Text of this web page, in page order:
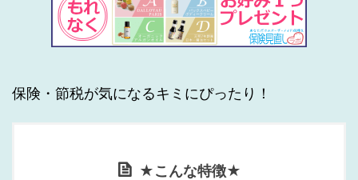
保険・節税が気になるキミにぴったり！
★こんな特徴★